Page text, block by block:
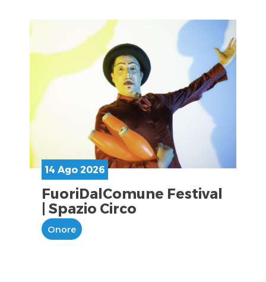
14 Ago 2026
FuoriDalComune Festival
| Spazio Circo
Onore